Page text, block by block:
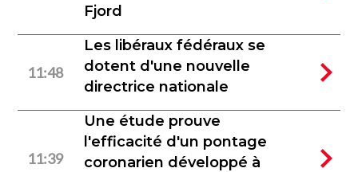
Fjord
11:48
Les libéraux fédéraux se
dotent d'une nouvelle
directrice nationale
11:39
Une étude prouve
l'efficacité d'un pontage
coronarien développé à